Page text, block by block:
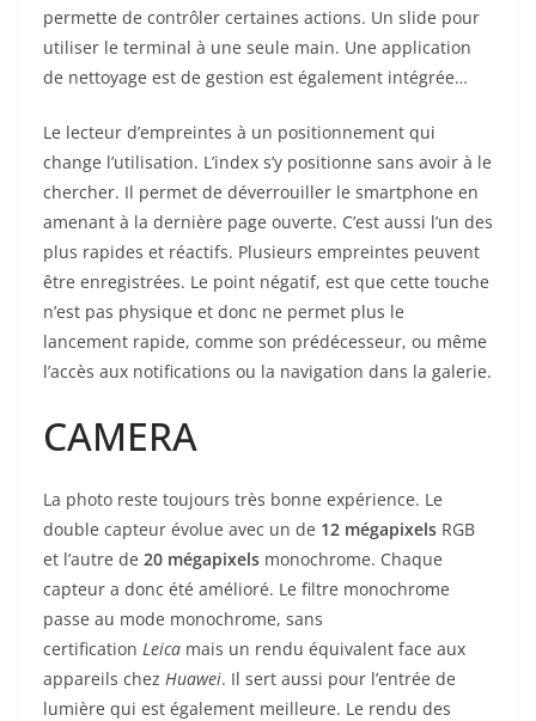
permette de contrôler certaines actions. Un slide pour
utiliser le terminal à une seule main. Une application
de nettoyage est de gestion est également intégrée…
Le lecteur d’empreintes à un positionnement qui
change l’utilisation. L’index s’y positionne sans avoir à le
chercher. Il permet de déverrouiller le smartphone en
amenant à la dernière page ouverte. C’est aussi l’un des
plus rapides et réactifs. Plusieurs empreintes peuvent
être enregistrées. Le point négatif, est que cette touche
n’est pas physique et donc ne permet plus le
lancement rapide, comme son prédécesseur, ou même
l’accès aux notifications ou la navigation dans la galerie.
CAMERA
La photo reste toujours très bonne expérience. Le
double capteur évolue avec un de 12 mégapixels RGB
et l’autre de 20 mégapixels monochrome. Chaque
capteur a donc été amélioré. Le filtre monochrome
passe au mode monochrome, sans
certification Leica mais un rendu équivalent face aux
appareils chez Huawei. Il sert aussi pour l’entrée de
lumière qui est également meilleure. Le rendu des